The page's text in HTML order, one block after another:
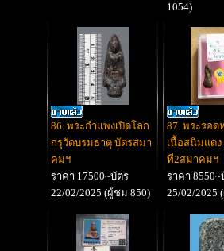
1054)
86. พระกำแพงเปิดโลก
กรุวัดบรมธาตุ บัตรสมา
คมฯ
ราคา 17500~บัตร
22/02/2025 (ผู้ชม 850)
87. พระรอ
เนื้อสนิมแดง
ที่2สมาคมฯ
ราคา 8550~
25/02/2025